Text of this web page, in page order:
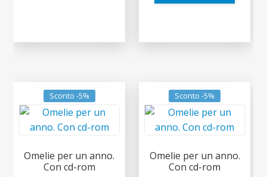
Sconto -5%
Omelie per un anno.
Con cd-rom
Sconto -5%
Omelie per un anno.
Con cd-rom